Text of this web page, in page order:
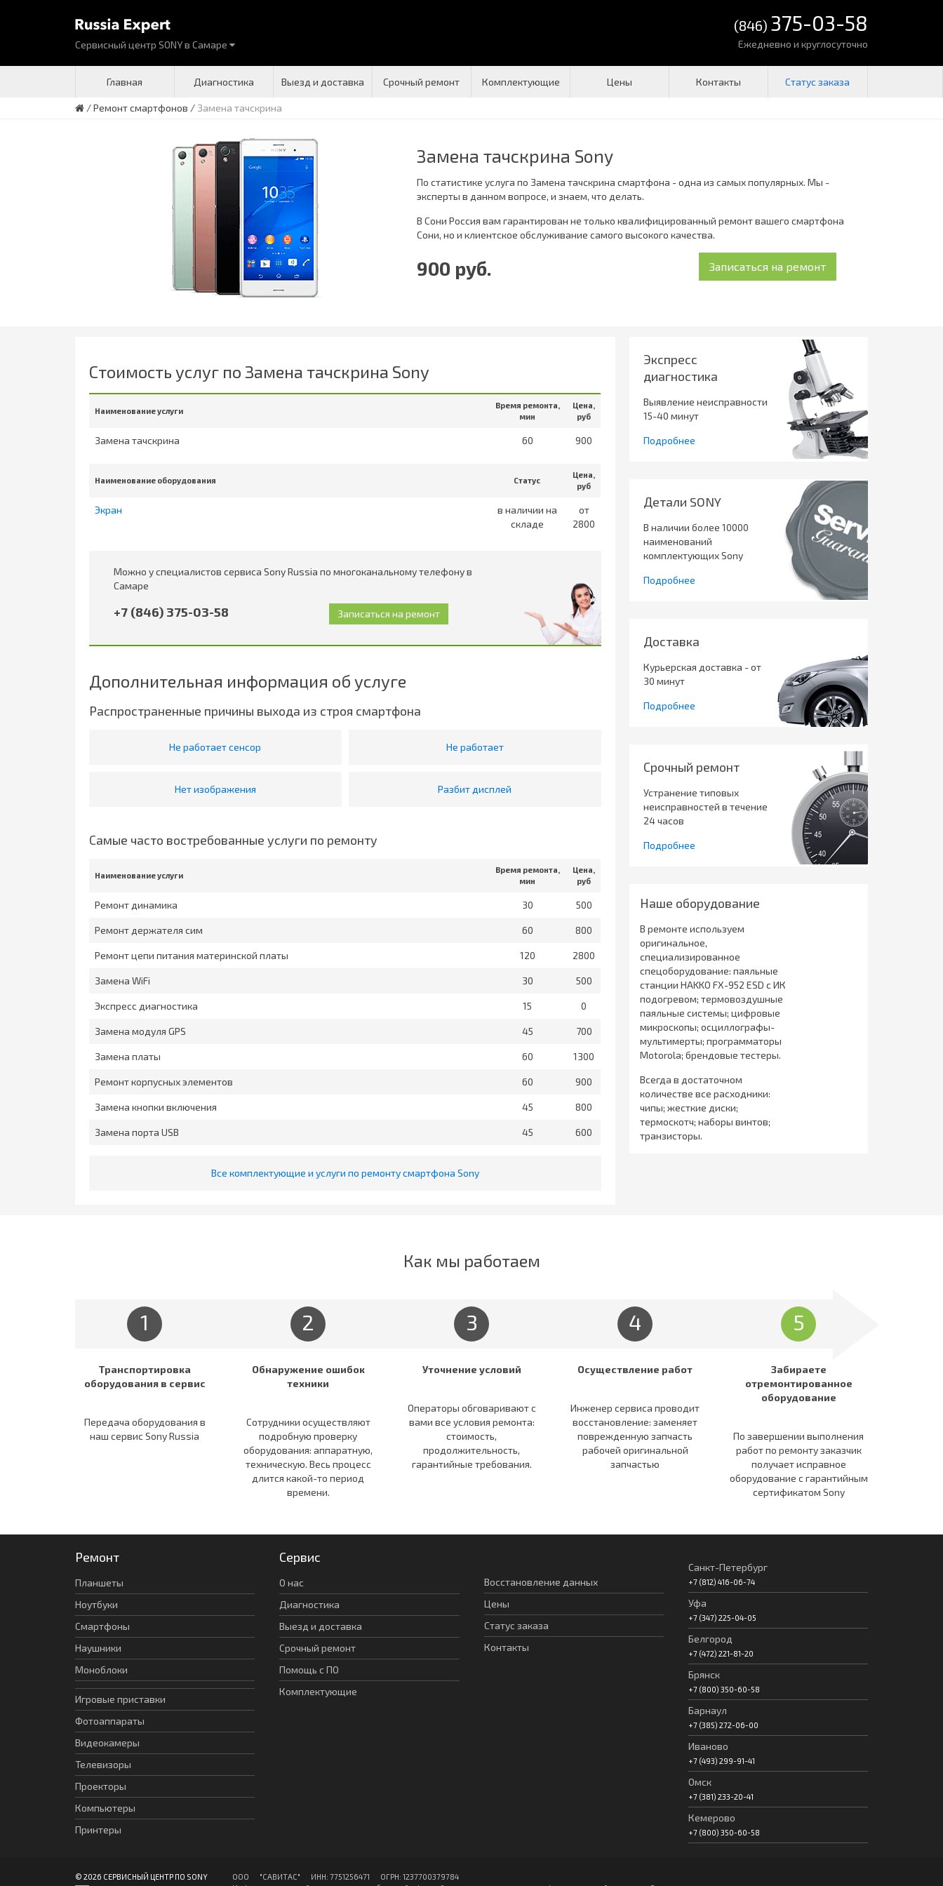
Сервисный центр SONYв Самаре
(846) 375-03-58
Ежедневно и круглосуточно
Главная Диагностика Выезд и доставка Срочный ремонт Комплектующие Цены Контакты
/Ремонт смартфонов / Замена тачскрина
Замена тачскрина Sony
По статистике услуга по Замена тачскрина смартфона - одна из самых популярных. Мы -
эксперты в данном вопросе, и знаем, что делать.
В Сони Россия вам гарантирован не только квалифицированный ремонт вашего смартфона
Сони, но и клиентское обслуживание самого высокого качества.
900 руб.
Стоимость услуг по Замена тачскрина Sony
Наименование услуги
Время ремонта,
мин
Цена,
руб
Замена тачскрина 60 900
Наименование оборудования Статус
Цена,
руб
Экран
в наличии на
складе
от
2800
Можно у специалистов сервиса Sony Russia по многоканальному телефону в
Самаре
+7 (846) 375-03-58
Дополнительная информация об услуге
Распространенные причины выхода из строя смартфона
Не работает сенсор Не работает
Нет изображения Разбит дисплей
Самые часто востребованные услуги по ремонту
Наименование услуги
Время ремонта,
мин
Цена,
руб
Ремонт динамика 30 500
Ремонт держателя сим 60 800
Ремонт цепи питания материнской платы 120 2800
Замена WiFi 30 500
Экспресс диагностика 15 0
Замена модуля GPS 45 700
Замена платы 60 1300
Ремонт корпусных элементов 60 900
Замена кнопки включения 45 800
Замена порта USB 45 600
Все комплектующие и услуги по ремонту смартфона Sony
Экспресс
диагностика
Выявление неисправности
15-40 минут
Подробнее
Детали SONY
В наличии более 10000
наименований
комплектующих Sony
Подробнее
Доставка
Курьерская доставка - от
30 минут
Подробнее
Срочный ремонт
Устранение типовых
неисправностей в течение
24 часов
Подробнее
Наше оборудование
В ремонте используем
оригинальное,
специализированное
спецоборудование: паяльные
станции HAKKO FX-952 ESD с ИК
подогревом; термовоздушные
паяльные системы; цифровые
микроскопы; осциллографы-
мультимерты; программаторы
Motorola; брендовые тестеры.
Всегда в достаточном
количестве все расходники:
чипы; жесткие диски;
термоскотч; наборы винтов;
транзисторы.
Как мы работаем
1
Транспортировка
оборудования в сервис
Передача оборудования в
наш сервис Sony Russia
2
Обнаружение ошибок
техники
Сотрудники осуществляют
подробную проверку
оборудования: аппаратную,
техническую. Весь процесс
длится какой-то период
времени.
3
Уточнение условий
Операторы обговаривают c
вами все условия ремонта:
стоимость,
продолжительность,
гарантийные требования.
4
Осуществление работ
Инженер сервиса проводит
восстановление: заменяет
поврежденную запчасть
рабочей оригинальной
запчастью
5
Забираете
отремонтированное
оборудование
По завершении выполнения
работ по ремонту заказчик
получает исправное
оборудование c гарантийным
сертификатом Sony
Ремонт
Планшеты
Ноутбуки
Смартфоны
Наушники
Моноблоки
Игровые приставки
Фотоаппараты
Видеокамеры
Телевизоры
Проекторы
Компьютеры
Принтеры
Сервис
О нас
Диагностика
Выезд и доставка
Срочный ремонт
Помощь с ПО
Комплектующие
Восстановление данных
Цены
Статус заказа
Контакты
Санкт-Петербург
+7 (812) 416-06-74
Уфа
+7 (347) 225-04-05
Белгород
+7 (472) 221-81-20
Брянск
+7 (800) 350-60-58
Барнаул
+7 (385) 272-06-00
Иваново
+7 (493) 299-91-41
Омск
+7 (381) 233-20-41
Кемерово
+7 (800) 350-60-58
© 2026 СЕРВИСНЫЙ ЦЕНТР ПО SONY
ООО "CАВИТAC" ИНН: 7751256471 ОГPН: 1237700379784